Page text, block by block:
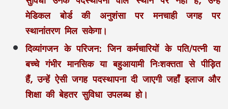
मेडिकल बोर्ड की अनुशंसा पर मनचाही जगह पर
स्थानांतरण मिल सकेगा।
दिव्यांगजन के परिजन: जिन कर्मचारियों के पति/पत्नी या
बच्चे गंभीर मानसिक या बहुआयामी निःशक्तता से पीड़ित
हैं, उन्हें ऐसी जगह पदस्थापना दी जाएगी जहाँ इलाज और
शिक्षा की बेहतर सुविधा उपलब्ध हो।